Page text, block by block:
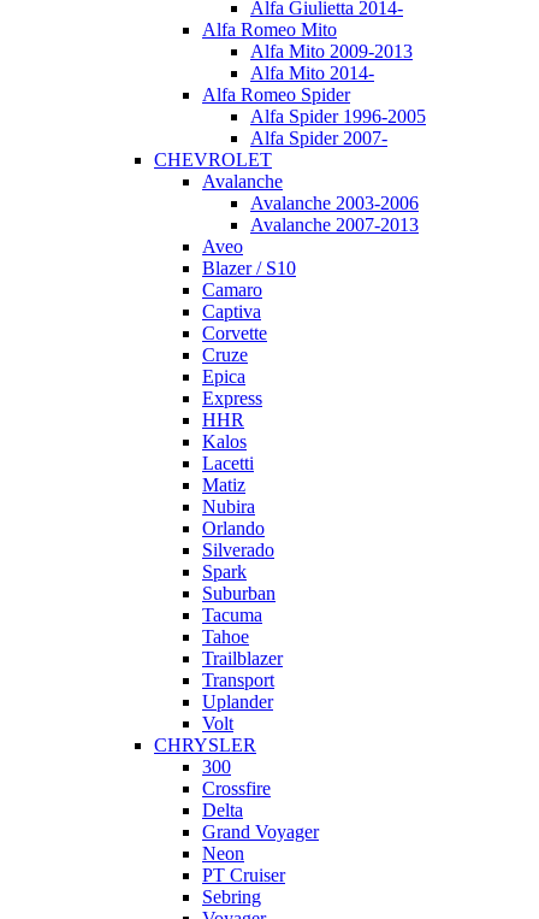
Alfa Giulietta 2014-
Alfa Romeo Mito
Alfa Mito 2009-2013
Alfa Mito 2014-
Alfa Romeo Spider
Alfa Spider 1996-2005
Alfa Spider 2007-
CHEVROLET
Avalanche
Avalanche 2003-2006
Avalanche 2007-2013
Aveo
Blazer / S10
Camaro
Captiva
Corvette
Cruze
Epica
Express
HHR
Kalos
Lacetti
Matiz
Nubira
Orlando
Silverado
Spark
Suburban
Tacuma
Tahoe
Trailblazer
Transport
Uplander
Volt
CHRYSLER
300
Crossfire
Delta
Grand Voyager
Neon
PT Cruiser
Sebring